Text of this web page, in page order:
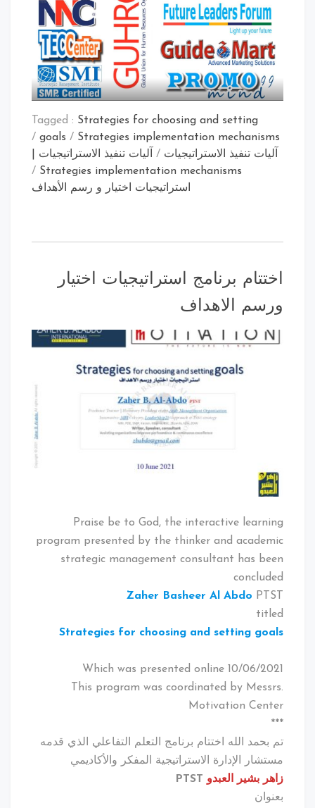
Tagged : Strategies for choosing and setting
goals / Strategies implementation mechanisms
/
آليات تنفيذ الاستراتيجيات /
آليات تنفيذ الاستراتيجيات |
Strategies implementation mechanisms
/
استراتيجيات اختيار و رسم الأهداف
اختتام برنامج استراتيجيات اختيار
ورسم الاهداف
Praise be to God, the interactive learning
program presented by the thinker and academic
strategic management consultant has been
concluded
Zaher Basheer Al Abdo PTST
titled
Strategies for choosing and setting goals
Which was presented online 10/06/2021
This program was coordinated by Messrs.
Motivation Center
***
تم بحمد الله اختتام برنامج التعلم التفاعلي الذي قدمه
مستشار الإدارة الاستراتيجية المفكر والأكاديمي
زاهر بشير العبدو
بعنوان